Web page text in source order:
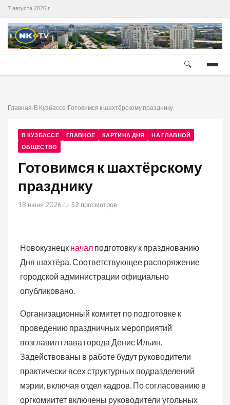
7 августа 2026 г.
🔍
Главная/В Кузбассе/Готовимся к шахтёрскому празднику
В КУЗБАССЕ ГЛАВНОЕ КАРТИНА ДНЯ
НА ГЛАВНОЙ
ОБЩЕСТВО
Готовимся к шахтёрскому
празднику
18 июня 2026 г.· 52 просмотров
Новокузнецк начал подготовку к празднованию
Дня шахтёра. Соответствующее распоряжение
городской администрации официально
опубликовано.
Организационный комитет по подготовке к
проведению праздничных мероприятий
возглавил глава города Денис Ильин.
Задействованы в работе будут руководители
практически всех структурных подразделений
мэрии, включая отдел кадров. По согласованию в
оргкомиитет включены руководители угольных